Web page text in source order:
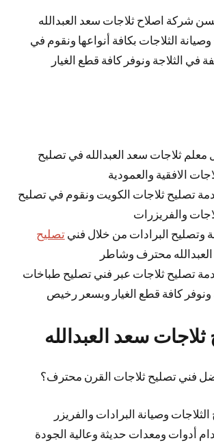
شركة اصلاح ثلاجات سعد العبدالله
الثلاجات بكافة أنواعها ونقوم في
في الثلاجة ونوفر كافة قطع الغيار
ثلاجات سعد العبدالله في تصليح
الافقية والعمودية
تصليح ثلاجات الكويت ونقوم في تصليح
والفريزرات
وتصليح البرادات من خلال فنيتصليح
محترف وشاطر
تصليح ثلاجات عبر فني تصليح طباخات
ونوفر كافة قطع الغيار وبسعر رخيص
سعد العبدالله
فني تصليح ثلاجات القرن محترف؟
وصيانة البرادات والفريزر
أدوات ومعدات حديثة وعالية الجودة